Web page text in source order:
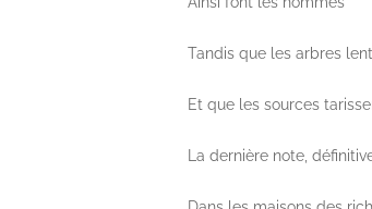
Tandis que les arbres
Et que les sources
La dernière note,